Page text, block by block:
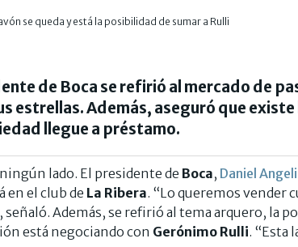
de Boca se refirió al mercado de
estrellas. Además, aseguró que
llegue a préstamo.
ningún lado. El presidente de Boca, Daniel
en el club de La Ribera. “Lo queremos vender
señaló. Además, se refirió al tema arquero, la
está negociando con Gerónimo Rulli. “Esta